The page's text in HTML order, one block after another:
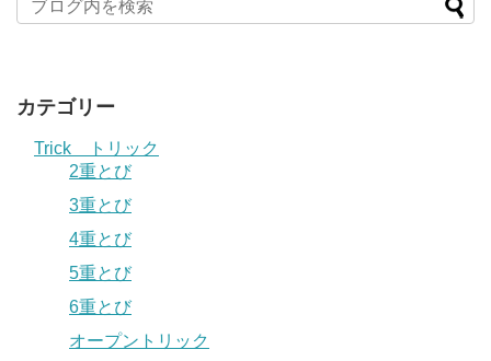
カテゴリー
Trick トリック
2重とび
3重とび
4重とび
5重とび
6重とび
オープントリック